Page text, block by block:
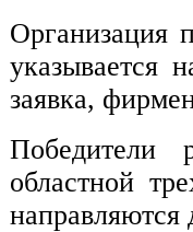
Организация
указывается
заявка,
Победители
областной
направляются